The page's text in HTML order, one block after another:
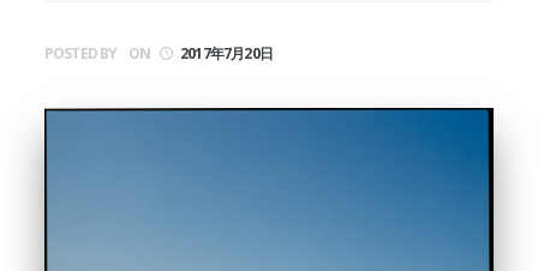
POSTED BY ON 2017年7月20日